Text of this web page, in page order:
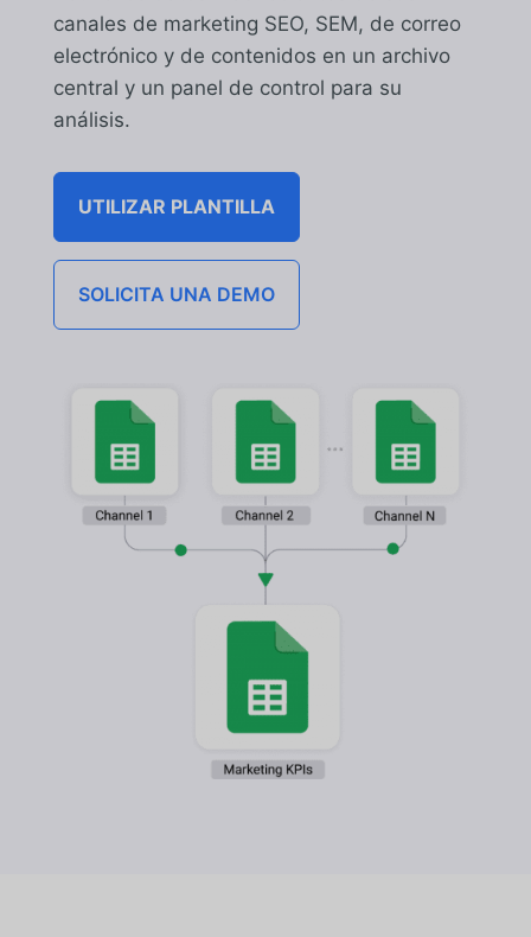
canales de marketing SEO, SEM, de correo
electrónico y de contenidos en un archivo
central y un panel de control para su
análisis.
UTILIZAR PLANTILLA
SOLICITA UNA DEMO